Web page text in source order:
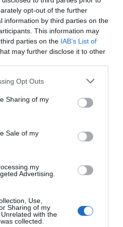
opt-out of the further
information by third parties on the
This information may
parties on the IAB’s List of
may further disclose it to other
Opt Outs
Sharing of my
Sale of my
my
Advertising.
Use,
Sharing of my
with the
collected.
de materiales
que contribuyan a consolidar
los componentes de los dos
como premio la inscripción
del último curso del
la oportunidad de
objetivos de sus trabajos.
con la participación de 14
de Posgrado y
March, coordinadora general
Florentina Botet y Josep
de fedefarma.